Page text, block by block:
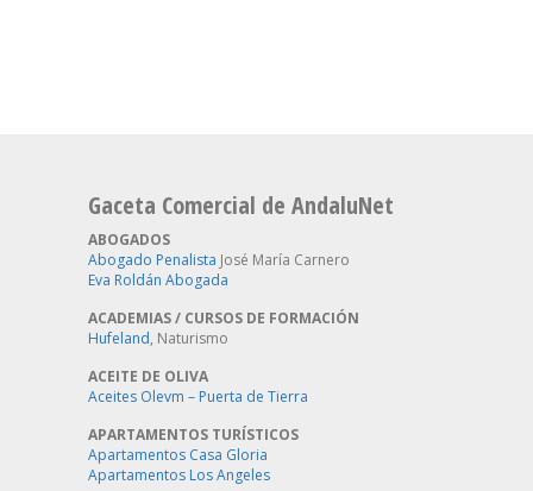
Gaceta Comercial de AndaluNet
ABOGADOS
Abogado Penalista José María Carnero
Eva Roldán Abogada
ACADEMIAS / CURSOS DE FORMACIÓN
Hufeland, Naturismo
ACEITE DE OLIVA
Aceites Olevm – Puerta de Tierra
APARTAMENTOS TURÍSTICOS
Apartamentos Casa Gloria
Apartamentos Los Angeles